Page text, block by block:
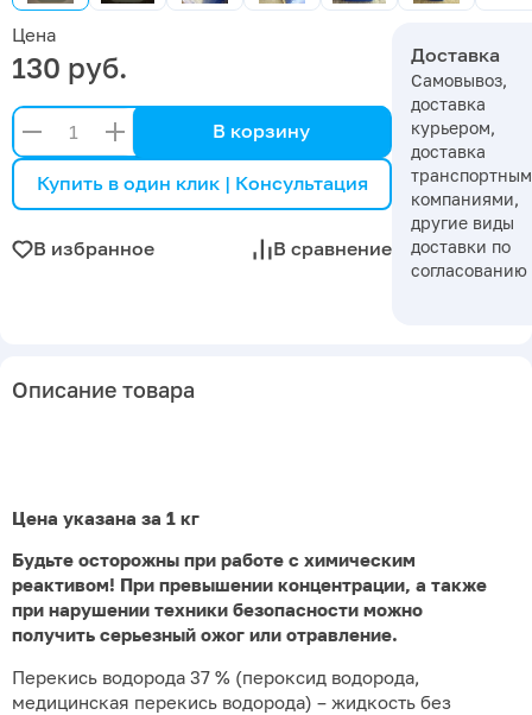
Цена
130 руб.
В корзину
Купить в один клик | Консультация
В избранное В сравнение
Доставка
Самовывоз,
доставка
курьером,
доставка
компаниями,
другие виды
доставки по
согласованию
Описание товара
Цена указана за 1 кг
Будьте осторожны при работе с химическим
реактивом! При превышении концентрации, а также
при нарушении техники безопасности можно
получить серьезный ожог или отравление.
Перекись водорода 37 % (пероксид водорода,
медицинская перекись водорода) – жидкость без